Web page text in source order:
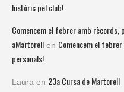
històric pel club!
Comencem el febrer amb rècords,
aMartorell en Comencem el
personals!
Laura en 23a Cursa de Martorell